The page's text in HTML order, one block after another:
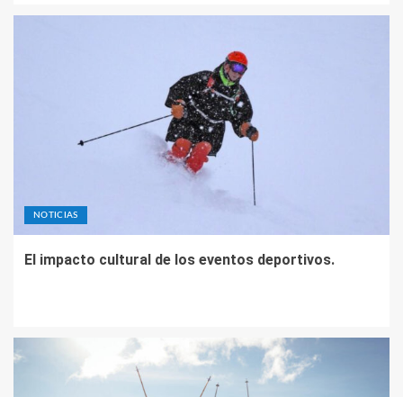
NOTICIAS
El impacto cultural de los eventos deportivos.